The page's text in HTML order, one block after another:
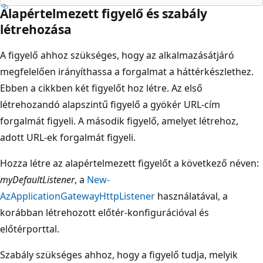
Alapértelmezett figyelő és szabály
létrehozása
A figyelő ahhoz szükséges, hogy az alkalmazásátjáró
megfelelően irányíthassa a forgalmat a háttérkészlethez.
Ebben a cikkben két figyelőt hoz létre. Az első
létrehozandó alapszintű figyelő a gyökér URL-cím
forgalmát figyeli. A második figyelő, amelyet létrehoz,
adott URL-ek forgalmát figyeli.
Hozza létre az alapértelmezett figyelőt a következő néven:
myDefaultListener, a New-
AzApplicationGatewayHttpListener használatával, a
korábban létrehozott előtér-konfigurációval és
előtérporttal.
Szabály szükséges ahhoz, hogy a figyelő tudja, melyik